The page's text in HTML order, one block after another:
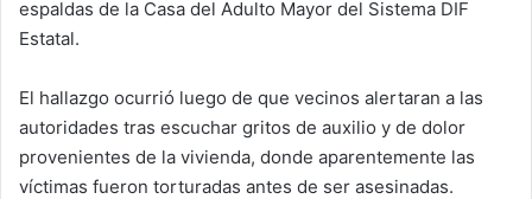
espaldas de la Casa del Adulto Mayor del Sistema DIF
Estatal.
El hallazgo ocurrió luego de que vecinos alertaran a las
autoridades tras escuchar gritos de auxilio y de dolor
provenientes de la vivienda, donde aparentemente las
víctimas fueron torturadas antes de ser asesinadas.